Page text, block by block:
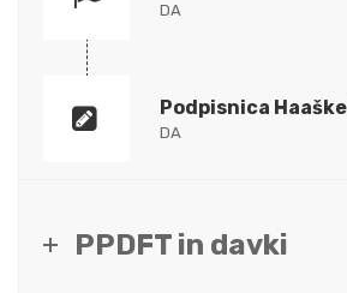
DA
Podpisnica
DA
PPDFT in davki